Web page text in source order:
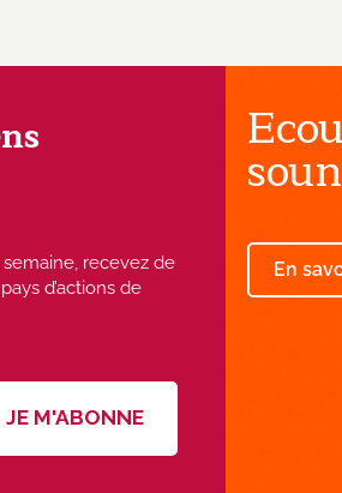
semaine, recevez de
d’actions de
En